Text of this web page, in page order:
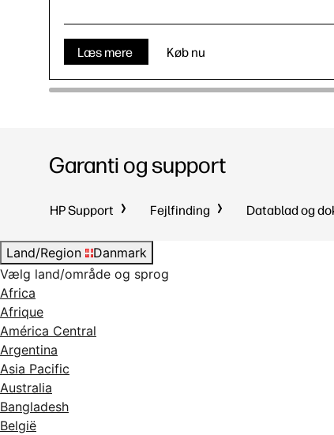
Læs mere Køb nu
Garanti og support
HP Support Fejlfinding Datablad og
Land/Region
Danmark
Vælg land/område og sprog
Africa
Afrique
América Central
Argentina
Asia Pacific
Australia
Bangladesh
België